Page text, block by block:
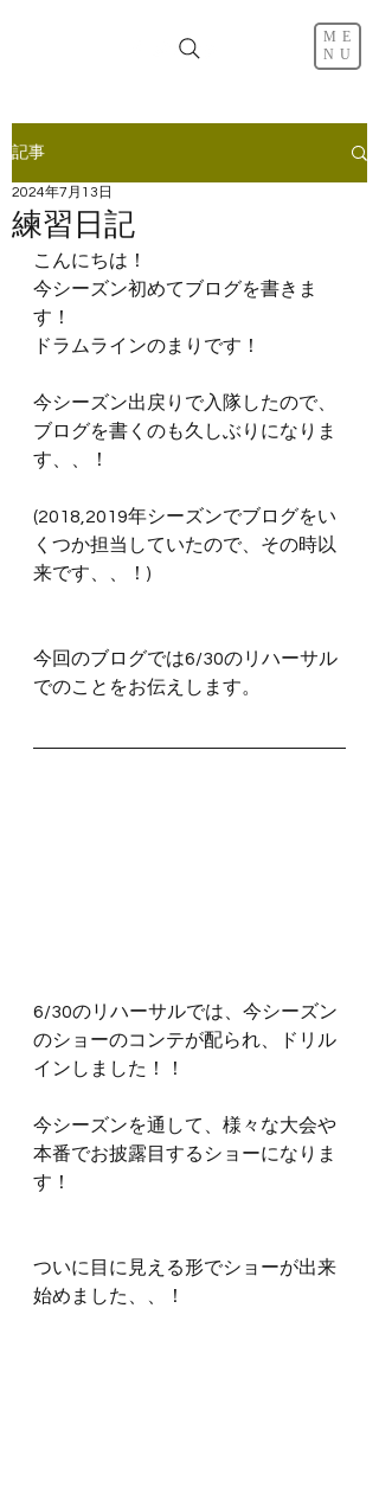
ME
NU
記事
練習日記
2024年7月13日
こんにちは！
今シーズン初めてブログを書きま
す！
ドラムラインのまりです！
今シーズン出戻りで入隊したので、
ブログを書くのも久しぶりになりま
す、、！
(2018,2019年シーズンでブログをい
くつか担当していたので、その時以
来です、、！)
今回のブログでは6/30のリハーサル
でのことをお伝えします。
6/30のリハーサルでは、今シーズン
のショーのコンテが配られ、ドリル
インしました！！
今シーズンを通して、様々な大会や
本番でお披露目するショーになりま
す！
ついに目に見える形でショーが出来
始めました、、！